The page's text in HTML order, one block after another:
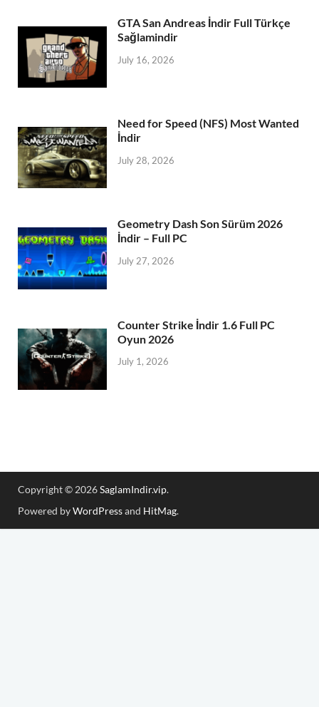
GTA San Andreas İndir Full Türkçe
Sağlamindir
July 16, 2026
Need for Speed (NFS) Most Wanted
İndir
July 28, 2026
Geometry Dash Son Sürüm 2026
İndir – Full PC
July 27, 2026
Counter Strike İndir 1.6 Full PC
Oyun 2026
July 1, 2026
Copyright © 2026SaglamIndir.vip.
Powered byWordPressand HitMag.